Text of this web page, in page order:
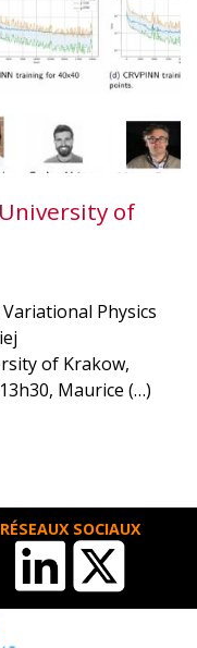
of
Physics
of Krakow,
Maurice (…)
RÉSEAUX SOCIAUX